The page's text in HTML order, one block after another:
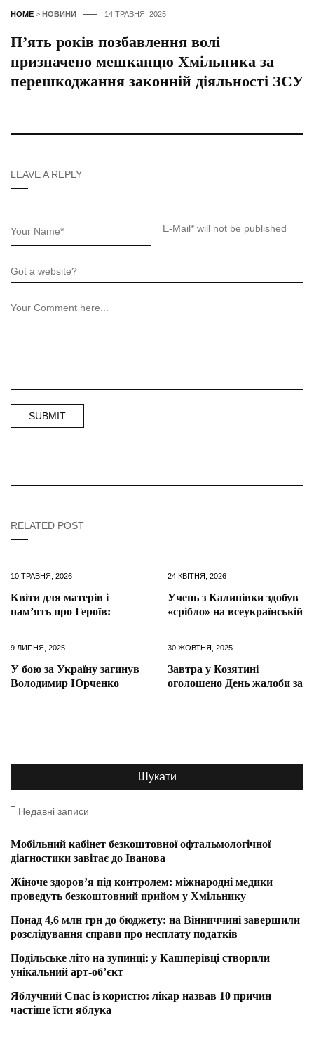
HOME > НОВИНИ 14 ТРАВНЯ, 2025
П’ять років позбавлення волі
призначено мешканцю Хмільника за
перешкоджання законній діяльності ЗСУ
LEAVE A REPLY
RELATED POST
10 ТРАВНЯ, 2026
Квіти для матерів і
пам’ять про Героїв:
24 КВІТНЯ, 2026
Учень з Калинівки здобув
«срібло» на всеукраїнській
9 ЛИПНЯ, 2025
У бою за Україну загинув
Володимир Юрченко
30 ЖОВТНЯ, 2025
Завтра у Козятині
оголошено День жалоби за
Недавні записи
Мобільний кабінет безкоштовної офтальмологічної
діагностики завітає до Іванова
Жіноче здоров’я під контролем: міжнародні медики
проведуть безкоштовний прийом у Хмільнику
Понад 4,6 млн грн до бюджету: на Вінниччині завершили
розслідування справи про несплату податків
Подільське літо на зупинці: у Кашперівці створили
унікальний арт-об’єкт
Яблучний Спас із користю: лікар назвав 10 причин
частіше їсти яблука